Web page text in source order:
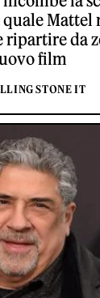
Mattel
da
film
STONE IT